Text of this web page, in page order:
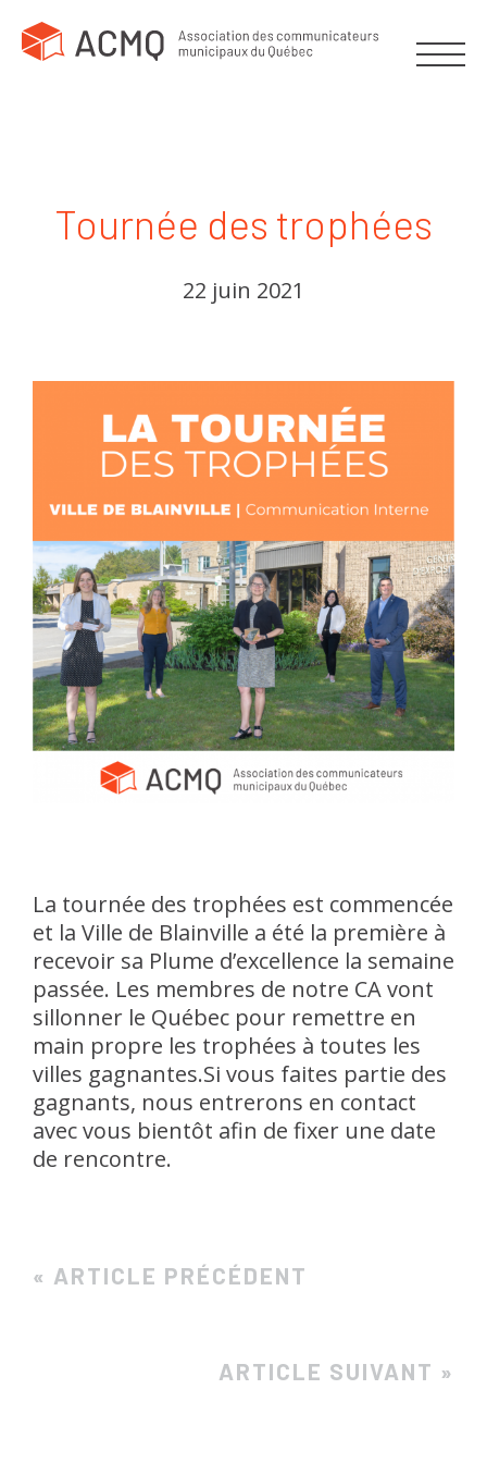
Tournée des trophées
22 juin 2021
La tournée des trophées est commencée
et la Ville de Blainville a été la première à
recevoir sa Plume d’excellence la semaine
passée. Les membres de notre CA vont
sillonner le Québec pour remettre en
main propre les trophées à toutes les
villes gagnantes.Si vous faites partie des
gagnants, nous entrerons en contact
avec vous bientôt afin de fixer une date
de rencontre.
« ARTICLE PRÉCÉDENT
ARTICLE SUIVANT »